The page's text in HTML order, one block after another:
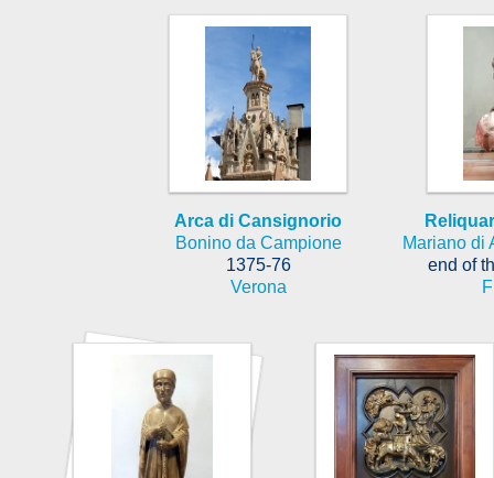
Arca di Cansignorio
Bonino da Campione
1375-76
Verona
Mariano di
end of